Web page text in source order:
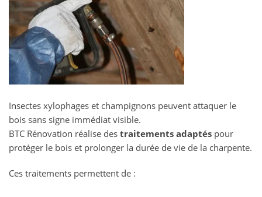
Insectes xylophages et champignons peuvent attaquer le
bois sans signe immédiat visible.
BTC Rénovation réalise des traitements adaptés pour
protéger le bois et prolonger la durée de vie de la charpente.
Ces traitements permettent de :